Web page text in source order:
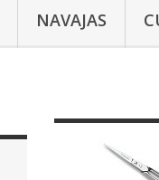
NAVAJAS